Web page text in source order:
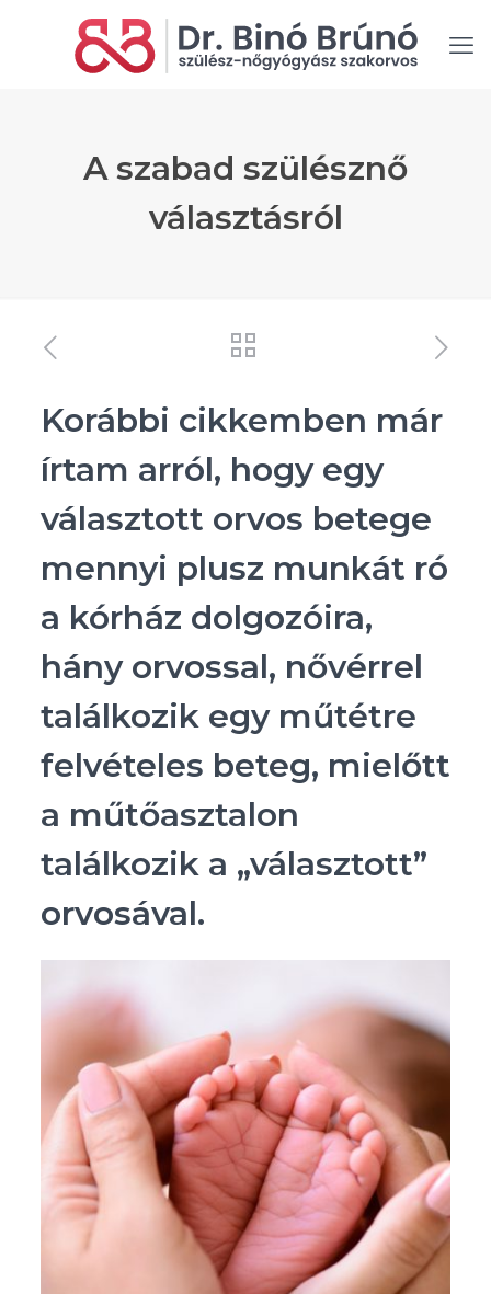
A szabad szülésznő
választásról
Korábbi cikkemben már
írtam arról, hogy egy
választott orvos betege
mennyi plusz munkát ró
a kórház dolgozóira,
hány orvossal, nővérrel
találkozik egy műtétre
felvételes beteg, mielőtt
a műtőasztalon
találkozik a „választott”
orvosával.